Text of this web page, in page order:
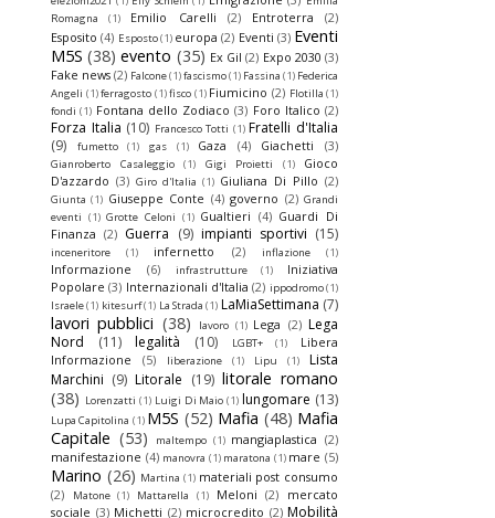
Romagna
(1) Emilio Carelli (2) Entroterra
(2)
Esposito (4) Esposto(1) europa (2) Eventi (3) Eventi
M5S (38) evento (35) Ex Gil (2) Expo 2030 (3)
Fake news (2) Falcone(1)fascismo(1) Fassina (1) Federica
Angeli (1)ferragosto (1)fisco (1) Fiumicino (2) Flotilla (1)
fondi (1) Fontana dello Zodiaco (3) Foro Italico (2)
Forza Italia (10) Francesco Totti (1) Fratelli d'Italia
(9)
fumetto (1) gas (1) Gaza (4) Giachetti (3)
Gianroberto Casaleggio (1) Gigi Proietti (1)
Gioco
D'azzardo (3) Giro d'Italia (1) Giuliana Di Pillo (2)
Giunta (1) Giuseppe Conte (4) governo (2) Grandi
eventi (1) Grotte Celoni (1) Gualtieri (4) Guardi Di
Finanza (2) Guerra (9) impianti sportivi (15)
inceneritore (1) infernetto (2) inflazione (1)
Informazione (6) infrastrutture (1)
Iniziativa
Popolare (3) Internazionali d'Italia (2) ippodromo(1)
Israele(1) kitesurf(1) La Strada (1) LaMiaSettimana (7)
lavori pubblici (38) lavoro (1) Lega (2) Lega
Nord
(11) legalità (10) LGBT+ (1)
Libera
Informazione
(5) liberazione (1) Lipu (1)
Lista
Marchini (9) Litorale (19) litorale romano
(38) Lorenzatti (1) Luigi Di Maio (1) lungomare (13)
Lupa Capitolina (1) M5S (52) Mafia (48) Mafia
Capitale (53) maltempo (1) mangiaplastica (2)
manifestazione (4) manovra (1) maratona (1) mare (5)
Marino (26) Martina (1) materiali post consumo
(2)
Matone (1) Mattarella (1) Meloni (2) mercato
sociale (3) Michetti (2) microcredito (2) Mobilità